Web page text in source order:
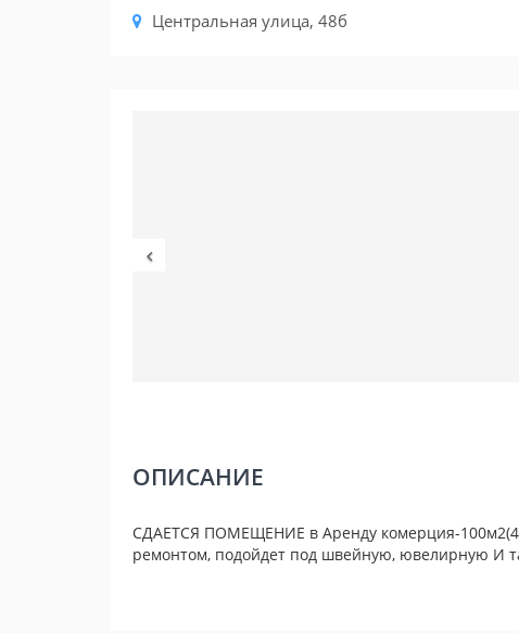
Центральная улица, 48б
ОПИСАНИЕ
СДАЕТСЯ ПОМЕЩЕНИЕ в Аренду комерция-
ремонтом, подойдет под швейную, ювелирную И